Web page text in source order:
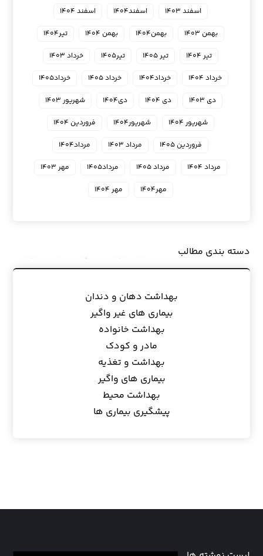
اسفند ۱۴۰۳ اسفند۱۴۰۴
اسفند ۱۴۰۴
بهمن ۱۴۰۳
بهمن۱۴۰۴ بهمن ۱۴۰۴
تیر۱۴۰۴
تیر ۱۴۰۴
تیر ۱۴۰۵ تیر۱۴۰۵
خرداد ۱۴۰۳
خرداد ۱۴۰۴
خرداد۱۴۰۴ خرداد ۱۴۰۵
خرداد۱۴۰۵
دی ۱۴۰۳
دی ۱۴۰۴ دی۱۴۰۴
شهریور ۱۴۰۳
شهریور ۱۴۰۴
شهریور۱۴۰۴
فروردین ۱۴۰۴
فروردین ۱۴۰۵
مرداد ۱۴۰۳
مرداد۱۴۰۴
مرداد ۱۴۰۴
مرداد ۱۴۰۵ مرداد۱۴۰۵
مهر ۱۴۰۳
مهر۱۴۰۴
مهر ۱۴۰۴
دسته بندی مطالب
بهداشت دهان و دندان
بیماری های غیر واگیر
بهداشت خانواده
مادر و کودک
بهداشت و تغذیه
بیماری های واگیر
بهداشت محیط
پیشگیری بیماری ها